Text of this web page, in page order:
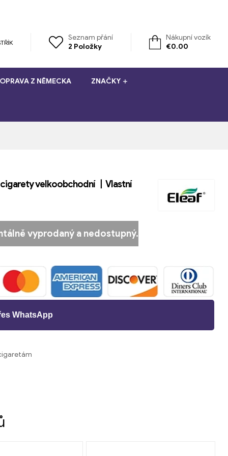
Seznam přání
2 Položky
Nákupní vozík
€0.00
Z NĚMECKA ZNAČKY
velkoobchodní 丨Vlastní
vyprodaný a nedostupný.
WhatsApp